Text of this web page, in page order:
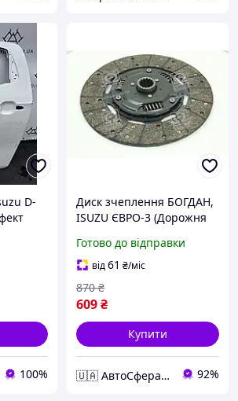
D-
100%
Диск зчеплення БОГДАН,
ISUZU ЄВРО-3 (Дорожня
Готово до відправки
від61 ₴/міс
609₴
870 ₴
Купити
🇺🇦 АвтоСфера 🇺🇦 92%